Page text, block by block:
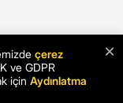
×
çerez
ve GDPR
için Aydınlatma